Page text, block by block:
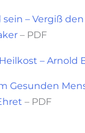
– Vergiß
– PDF
– Arnold
Gesunden
– PDF